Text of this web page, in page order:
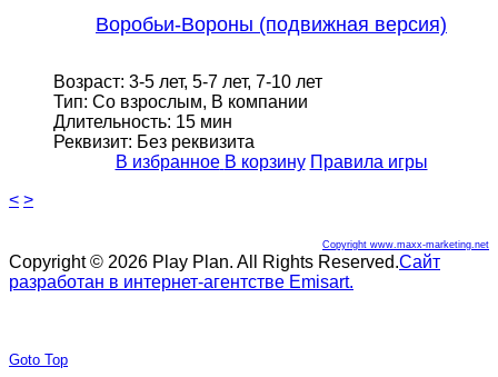
Воробьи-Вороны (подвижная версия)
Возраст: 3-5 лет, 5-7 лет, 7-10 лет
Тип: Со взрослым, В компании
Длительность: 15 мин
Реквизит: Без реквизита
В избранное В корзину Правила игры
< >
Copyright www.maxx-marketing.net
Copyright © 2026 Play Plan. All Rights Reserved.Сайт
разработан в интернет-агентстве Emisart.
Goto Top